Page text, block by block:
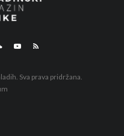
Sva prava pridržana.